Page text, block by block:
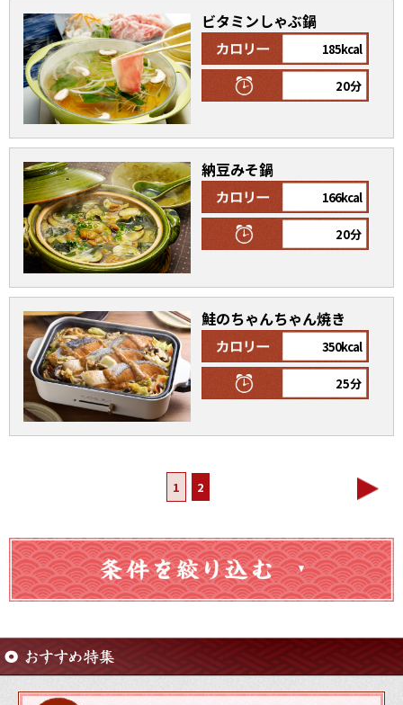
ビタミンしゃぶ鍋
185kcal
20分
納豆みそ鍋
166kcal
20分
鮭のちゃんちゃん焼き
350kcal
25分
1 2